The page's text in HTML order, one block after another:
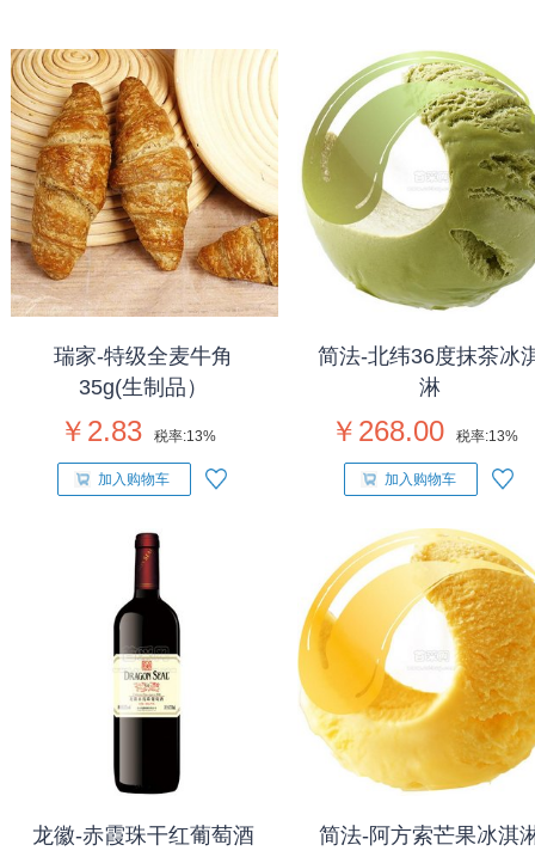
瑞家-特级全麦牛角
35g(生制品）
￥2.83 税率:13%
加入购物车
简法-北纬36度抹茶冰
淋
￥268.00 税率:13%
加入购物车
龙徽-赤霞珠干红葡萄酒 简法-阿方索芒果冰淇